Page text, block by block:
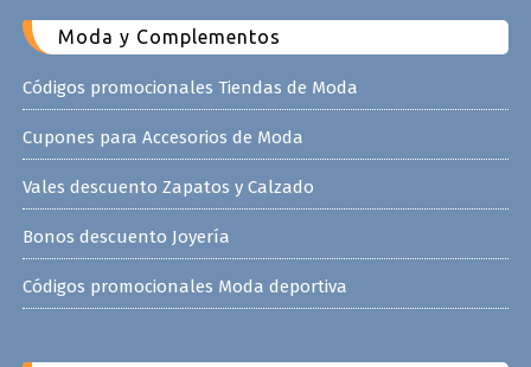
Moda y Complementos
Códigos promocionales Tiendas de Moda
Cupones para Accesorios de Moda
Vales descuento Zapatos y Calzado
Bonos descuento Joyería
Códigos promocionales Moda deportiva